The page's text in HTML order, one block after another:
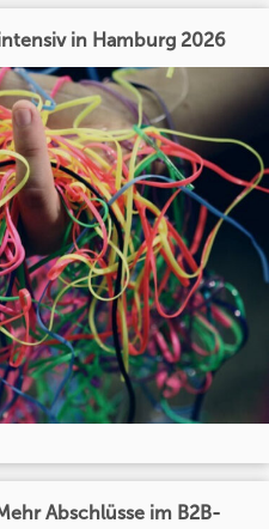
in Hamburg 2026
Abschlüsse im B2B-